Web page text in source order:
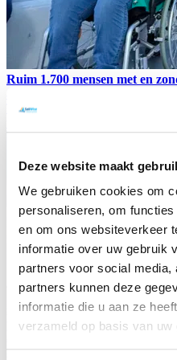
Deze website maakt
We gebruiken cookies om
personaliseren, om
en om ons websiteverkeer
informatie over uw gebruik
partners voor social
partners kunnen deze
informatie die u aan ze
verzameld op basis van
Ruim 1.700 mensen met en
Trude en Witte Zwaan voeren
tijdens SAIL Amsterdam maar